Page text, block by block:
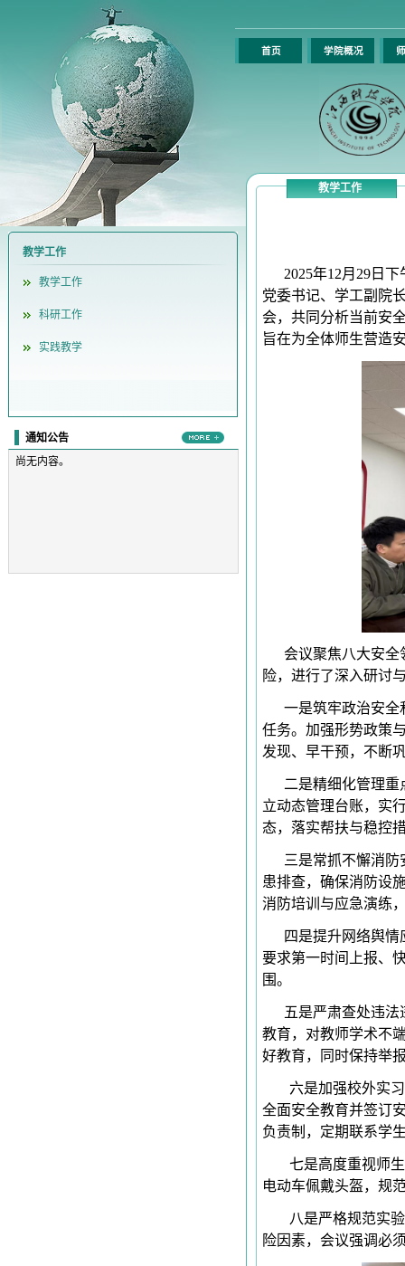
首页 学院概况
教学工作
教学工作
科研工作
实践教学
通知公告
尚无内容。
教学工作
2025年12月29日
党委书记、学工副院
会，共同分析当前安
旨在为全体师生营造
会议聚焦八大安
险，进行了深入研讨
一是筑牢政治安全
任务。加强形势政策
发现、早干预，不断
二是精细化管理
立动态管理台账，实
态，落实帮扶与稳控
三是常抓不懈消
患排查，确保消防设
消防培训与应急演练
四是提升网络舆
要求第一时间上报、
围。
五是严肃查处违
教育，对教师学术不
好教育，同时保持举
六是加强校外实
全面安全教育并签订
负责制，定期联系学
七是高度重视师
电动车佩戴头盔，规
八是严格规范实
险因素，会议强调必